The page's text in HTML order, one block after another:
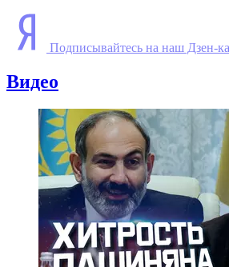
Подписывайтесь на наш Дзен-
Видео